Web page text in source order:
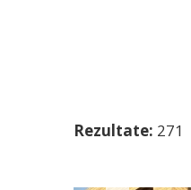
Rezultate: 271